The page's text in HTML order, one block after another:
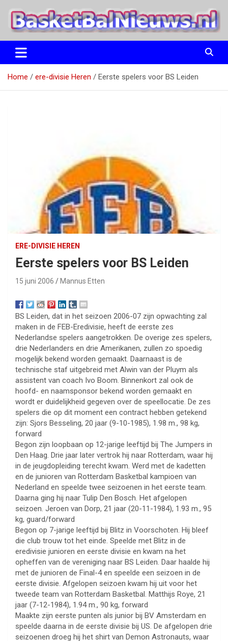
naar
BasketBalNieuws.nl
Etten
Home ere-divisie Heren Eerste spelers voor BS Leiden
ERE-DIVISIE HEREN
Eerste spelers voor BS Leiden
15 juni 2006 Mannus Etten
BS Leiden, dat in het seizoen 2006-07 zijn opwachting zal
maken in de FEB-Eredivisie, heeft de eerste zes
Nederlandse spelers aangetrokken. De overige zes spelers,
drie Nederlanders en drie Amerikanen, zullen zo spoedig
mogelijk bekend worden gemaakt. Daarnaast is de
technische staf uitgebreid met Alwin van der Pluym als
assistent van coach Ivo Boom. Binnenkort zal ook de
hoofd- en naamsponsor bekend worden gemaakt en
wordt er duidelijkheid gegeven over de speellocatie. De zes
spelers die op dit moment een contract hebben getekend
zijn: Sjors Besseling, 20 jaar (9-10-1985), 1.98 m., 98 kg,
forward
Begon zijn loopbaan op 12-jarige leeftijd bij The Jumpers in
Den Haag. Drie jaar later vertrok hij naar Rotterdam, waar hij
in de jeugdopleiding terecht kwam. Werd met de kadetten
en de junioren van Rotterdam Basketbal kampioen van
Nederland en speelde twee seizoenen in het eerste team.
Daarna ging hij naar Tulip Den Bosch. Het afgelopen
seizoen. Jeroen van Dorp, 21 jaar (20-11-1984), 1.93 m., 95
kg, guard/forward
Begon op 7-jarige leeftijd bij Blitz in Voorschoten. Hij bleef
die club trouw tot het einde. Speelde met Blitz in de
eredivisie junioren en eerste divisie en kwam na het
opheffen van de vereniging naar BS Leiden. Daar haalde hij
met de junioren de Final-4 en speelde een seizoen in de
eerste divisie. Afgelopen seizoen kwam hij uit voor het
tweede team van Rotterdam Basketbal. Matthijs Roye, 21
jaar (7-12-1984), 1.94 m., 90 kg, forward
Maakte zijn eerste punten als junior bij BV Amsterdam en
speelde daarna in de eerste divisie bij US. De afgelopen drie
seizoenen droeg hij het shirt van Demon Astronauts, waar